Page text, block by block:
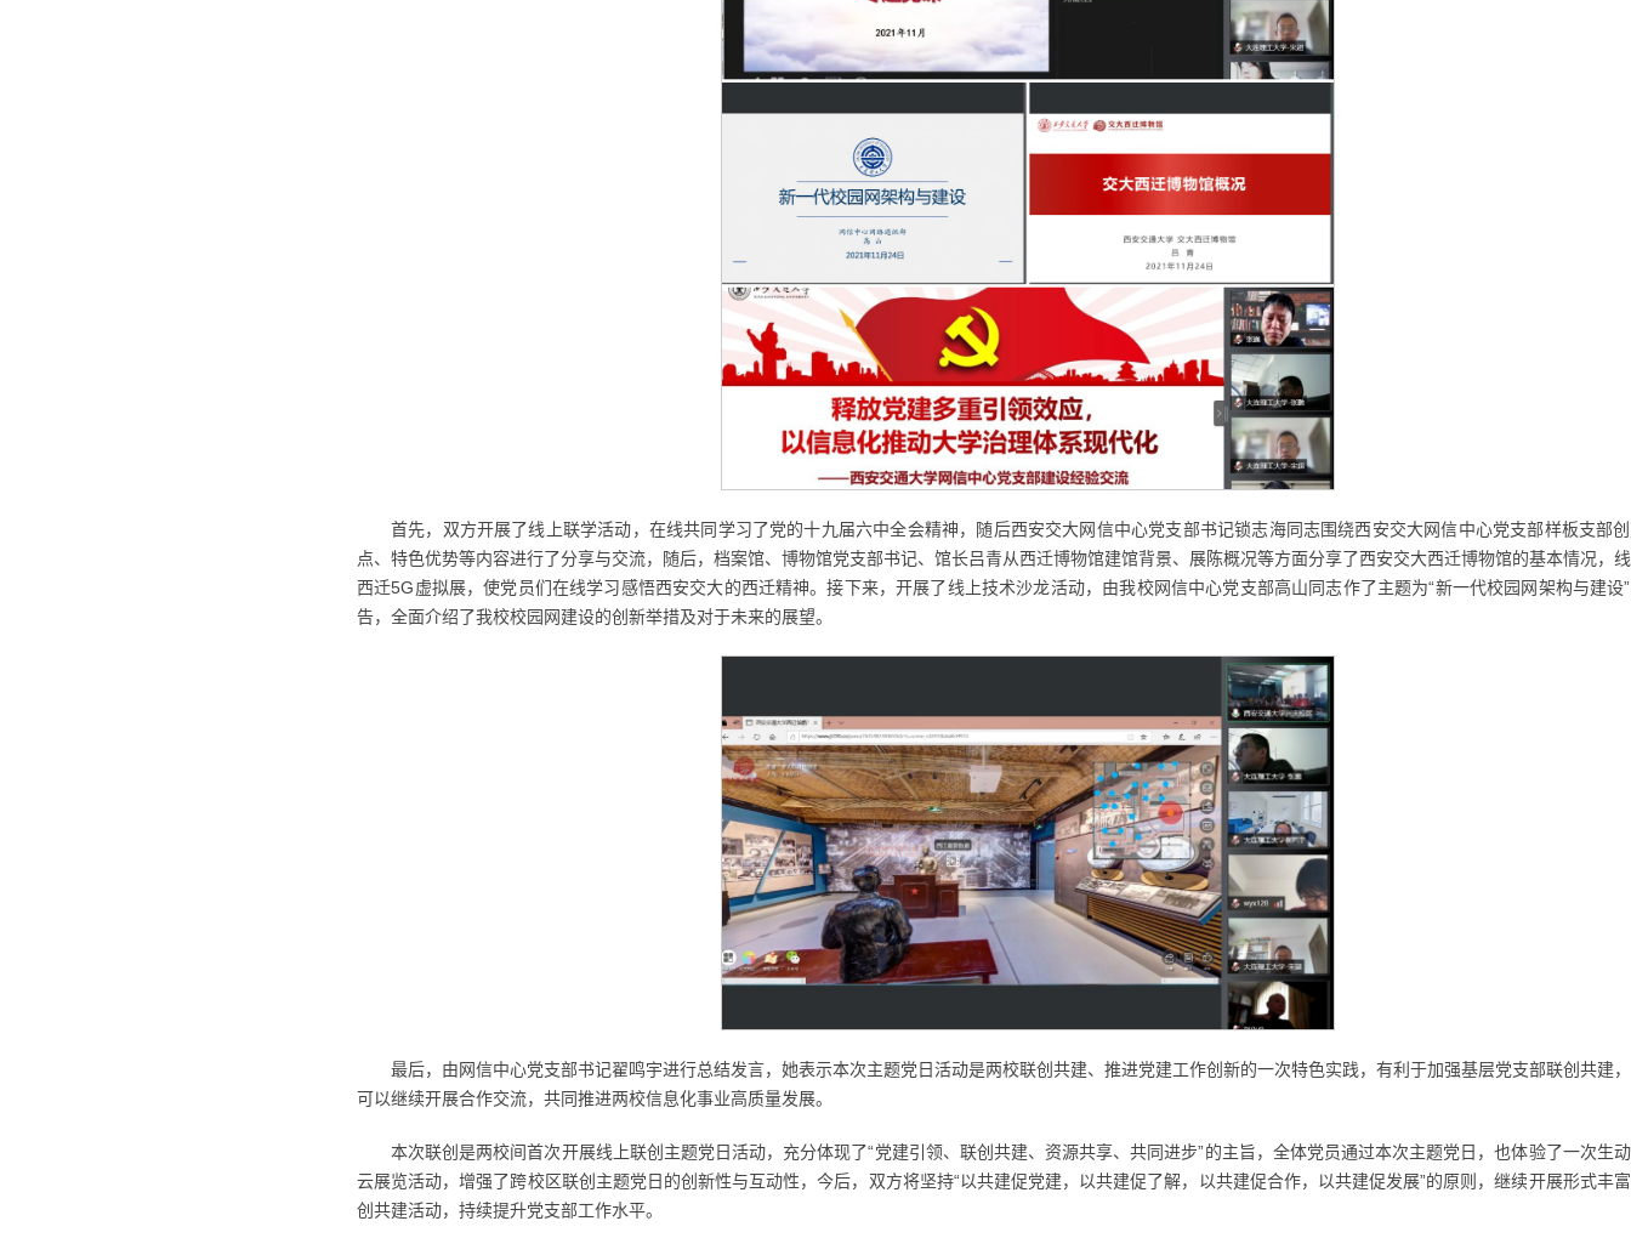
首先，双方开展了线上联学活动，在线共同学习了党的十九届六中全会精神，随后西安交大网信中心党支部书记锁志海同志围绕西安交大网信中心党支部样板支部
点、特色优势等内容进行了分享与交流，随后，档案馆、博物馆党支部书记、馆长吕青从西迁博物馆建馆背景、展陈概况等方面分享了西安交大西迁博物馆的基本情况，
西迁5G虚拟展，使党员们在线学习感悟西安交大的西迁精神。接下来，开展了线上技术沙龙活动，由我校网信中心党支部高山同志作了主题为“新一代校园网架构与建设
告，全面介绍了我校校园网建设的创新举措及对于未来的展望。
最后，由网信中心党支部书记翟鸣宇进行总结发言，她表示本次主题党日活动是两校联创共建、推进党建工作创新的一次特色实践，有利于加强基层党支部联创共建
可以继续开展合作交流，共同推进两校信息化事业高质量发展。
本次联创是两校间首次开展线上联创主题党日活动，充分体现了“党建引领、联创共建、资源共享、共同进步”的主旨，全体党员通过本次主题党日，也体验了一次生
云展览活动，增强了跨校区联创主题党日的创新性与互动性，今后，双方将坚持“以共建促党建，以共建促了解，以共建促合作，以共建促发展”的原则，继续开展形式丰
创共建活动，持续提升党支部工作水平。